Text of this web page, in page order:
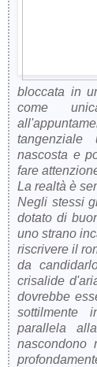
bloccata in
come
nascosta e
fare
La realtà è
Negli stessi
dotato di
uno strano
riscrivere il
da
crisalide
dovrebbe
sottilmente
parallela
nascondono